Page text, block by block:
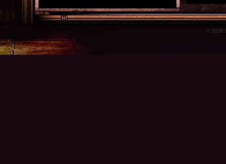
© 2026